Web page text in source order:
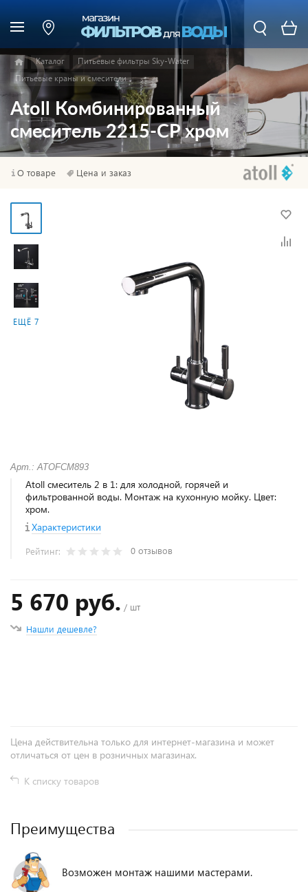
Каталог
Питьевые фильтры Sky-Water
Питьевые краны и смесители
Atoll Комбинированный
смеситель 2215-CP хром
О товаре Цена и заказ
ЕЩЁ 7
Арт.: ATOFCM893
Atoll смеситель 2 в 1: для холодной, горячей и
фильтрованной воды. Монтаж на кухонную мойку. Цвет:
хром.
Характеристики
Рейтинг: 0 отзывов
5 670 руб. / шт
Нашли дешевле?
Цена действительна только для интернет-магазина и может
отличаться от цен в розничных магазинах.
К списку товаров
Преимущества
Возможен монтаж нашими мастерами.